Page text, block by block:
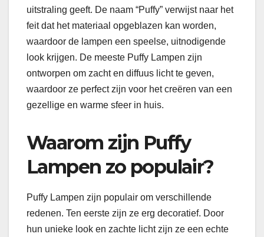
uitstraling geeft. De naam “Puffy” verwijst naar het
feit dat het materiaal opgeblazen kan worden,
waardoor de lampen een speelse, uitnodigende
look krijgen. De meeste Puffy Lampen zijn
ontworpen om zacht en diffuus licht te geven,
waardoor ze perfect zijn voor het creëren van een
gezellige en warme sfeer in huis.
Waarom zijn Puffy
Lampen zo populair?
Puffy Lampen zijn populair om verschillende
redenen. Ten eerste zijn ze erg decoratief. Door
hun unieke look en zachte licht zijn ze een echte